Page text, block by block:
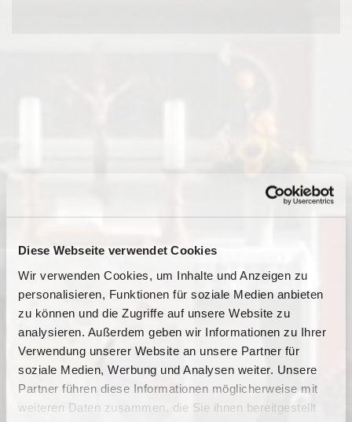
Diese Webseite verwendet Cookies
Wir verwenden Cookies, um Inhalte und Anzeigen zu
personalisieren, Funktionen für soziale Medien anbieten
zu können und die Zugriffe auf unsere Website zu
analysieren. Außerdem geben wir Informationen zu Ihrer
Verwendung unserer Website an unsere Partner für
soziale Medien, Werbung und Analysen weiter. Unsere
Partner führen diese Informationen möglicherweise mit
weiteren Daten zusammen, die Sie ihnen bereitgestellt
Dies könnte Sie auch
interessieren